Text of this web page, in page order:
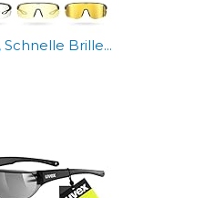
Brille...